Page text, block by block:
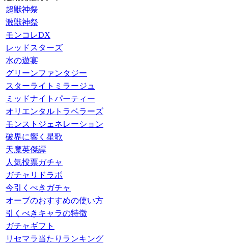
超獣神祭
激獣神祭
モンコレDX
レッドスターズ
水の遊宴
グリーンファンタジー
スターライトミラージュ
ミッドナイトパーティー
オリエンタルトラベラーズ
モンストジェネレーション
破界に響く星歌
天魔英傑譚
人気投票ガチャ
ガチャリドラボ
今引くべきガチャ
オーブのおすすめの使い方
引くべきキャラの特徴
ガチャギフト
リセマラ当たりランキング